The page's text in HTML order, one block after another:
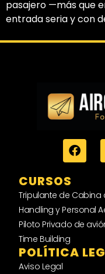
pasajero —más que
entrada seria y con
CURSOS
Tripulante de Cabina
Handling y Personal
Piloto Privado de
Time Building
POLÍTICA
Aviso Legal